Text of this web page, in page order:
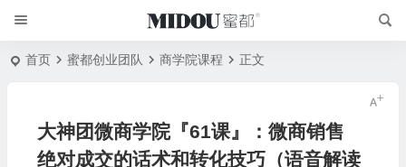
首页 蜜都创业团队 商学院课程 正文
大神团微商学院『61课』：微商销售
绝对成交的话术和转化技巧（语音解读